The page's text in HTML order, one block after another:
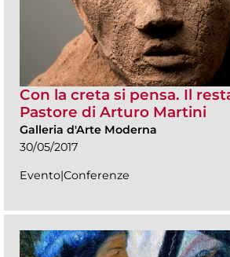
Con la creta si pensa. Il
Pastore di Arturo Martini
Galleria d'Arte Moderna
30/05/2017
Evento|Conferenze